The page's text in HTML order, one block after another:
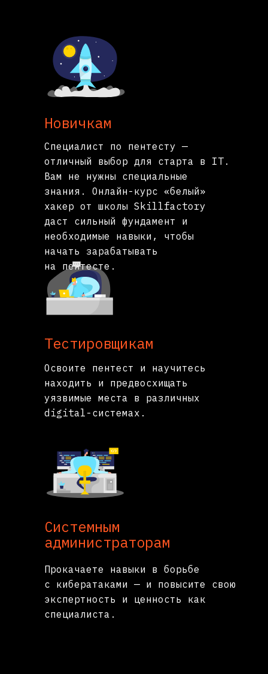
Новичкам
Специалист по пентесту —
отличный выбор для старта в IT.
Вам не нужны специальные
знания. Онлайн-курс «белый»
хакер от школы Skillfactory
даст сильный фундамент и
необходимые навыки, чтобы
начать зарабатывать
на пентесте.
Тестировщикам
Освоите пентест и научитесь
находить и предвосхищать
уязвимые места в различных
digital-системах.
Системным
администраторам
Прокачаете навыки в борьбе
с кибератаками — и повысите свою
экспертность и ценность как
специалиста.